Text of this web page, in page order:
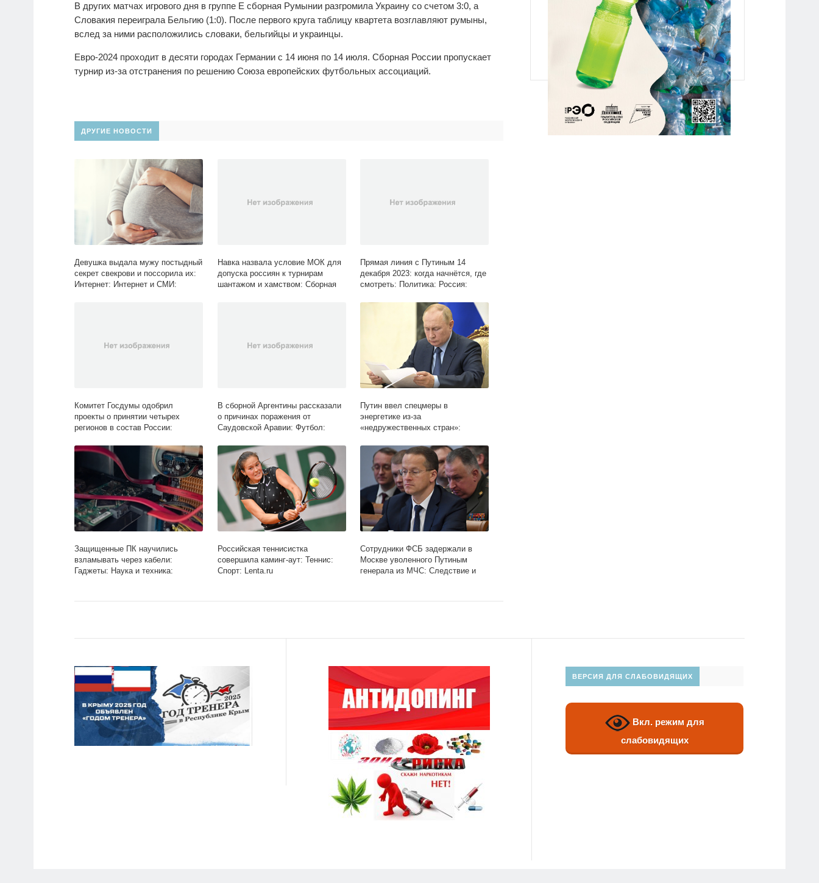
В других матчах игрового дня в группе E сборная Румынии разгромила Украину со счетом 3:0, а
Словакия переиграла Бельгию (1:0). После первого круга таблицу квартета возглавляют румыны,
вслед за ними расположились словаки, бельгийцы и украинцы.
Евро-2024 проходит в десяти городах Германии с 14 июня по 14 июля. Сборная России пропускает
турнир из-за отстранения по решению Союза европейских футбольных ассоциаций.
ДРУГИЕ НОВОСТИ
Девушка выдала мужу постыдный
секрет свекрови и поссорила их:
Интернет: Интернет и СМИ:
Навка назвала условие МОК для
допуска россиян к турнирам
шантажом и хамством: Сборная
Прямая линия с Путиным 14
декабря 2023: когда начнётся, где
смотреть: Политика: Россия:
Комитет Госдумы одобрил
проекты о принятии четырех
регионов в состав России:
В сборной Аргентины рассказали
о причинах поражения от
Саудовской Аравии: Футбол:
Путин ввел спецмеры в
энергетике из-за
«недружественных стран»:
Защищенные ПК научились
взламывать через кабели:
Гаджеты: Наука и техника:
Российская теннисистка
совершила каминг-аут: Теннис:
Спорт: Lenta.ru
Сотрудники ФСБ задержали в
Москве уволенного Путиным
генерала из МЧС: Следствие и
ВЕРСИЯ ДЛЯ СЛАБОВИДЯЩИХ
Вкл. режим для
слабовидящих